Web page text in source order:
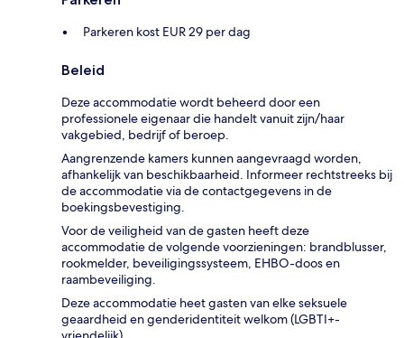
Parkeren kost EUR 29 per dag
Beleid
Deze accommodatie wordt beheerd door een
professionele eigenaar die handelt vanuit zijn/haar
vakgebied, bedrijf of beroep.
Aangrenzende kamers kunnen aangevraagd worden,
afhankelijk van beschikbaarheid. Informeer rechtstreeks bij
de accommodatie via de contactgegevens in de
boekingsbevestiging.
Voor de veiligheid van de gasten heeft deze
accommodatie de volgende voorzieningen: brandblusser,
rookmelder, beveiligingssysteem, EHBO-doos en
raambeveiliging.
Deze accommodatie heet gasten van elke seksuele
geaardheid en genderidentiteit welkom (LGBTI+-